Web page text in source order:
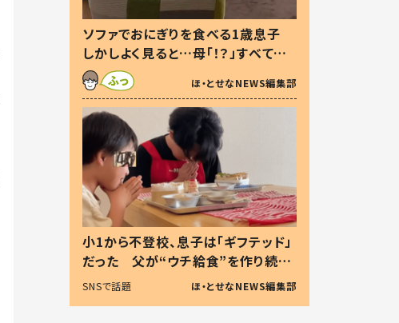
ソファでおにぎりを食べる1歳息子
しかしよく見ると…母「！？」すべてを
察した母の投稿に「可愛いから許
す！」「現行犯〜」
ほ・とせなNEWS編集部
小1から不登校、息子は「ギフテッド」
だった 父が“ウチ給食”を作り続け
る理由とは #令和の親 #令和の子
SNSで話題 ほ・とせなNEWS編集部